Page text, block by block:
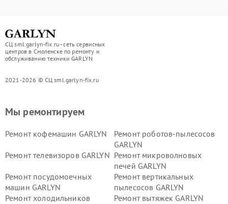
СЦ sml.garlyn-fix.ru - сеть сервисных
центров в Смоленске по ремонту и
обслуживанию техники GARLYN
2021-2026 © СЦ sml.garlyn-fix.ru
Мы ремонтируем
Ремонт кофемашин GARLYN
Ремонт роботов-пылесосов
GARLYN
Ремонт телевизоров GARLYN Ремонт микроволновых
печей GARLYN
Ремонт посудомоечных
машин GARLYN
Ремонт вертикальных
пылесосов GARLYN
Ремонт холодильников
Ремонт вытяжек GARLYN